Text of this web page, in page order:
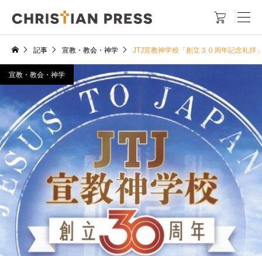

記事 宣教・教会・神学 JTJ宣教神学校「創立３０周年記念礼
宣教・教会・神学